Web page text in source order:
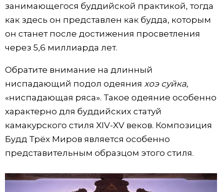
занимающегося буддийской практикой, тогда
как здесь он представлен как будда, которым
он станет после достижения просветления
через 5,6 миллиарда лет.
Обратите внимание на длинный
ниспадающий подол одеяния хоэ суйка,
«ниспадающая ряса». Такое одеяние особенно
характерно для буддийских статуй
камакурского стиля XIV-XV веков. Композиция
Будд Трёх Миров является особенно
представительным образцом этого стиля.